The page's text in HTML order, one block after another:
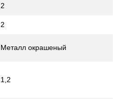
2
2
Металл окрашеный
1,2